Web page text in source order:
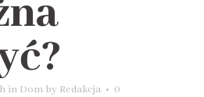
in Dom by Redakcja
0